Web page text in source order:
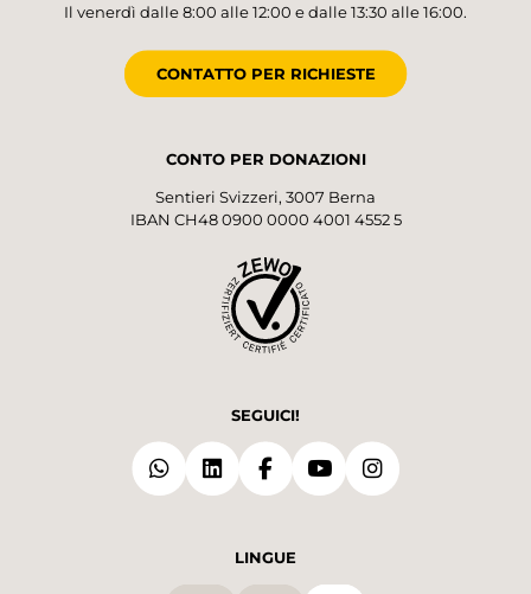
Il venerdì dalle 8:00 alle 12:00 e dalle 13:30 alle 16:00.
CONTATTO PER RICHIESTE
CONTO PER DONAZIONI
Sentieri Svizzeri, 3007 Berna
IBAN CH48 0900 0000 4001 4552 5
SEGUICI!
LINGUE